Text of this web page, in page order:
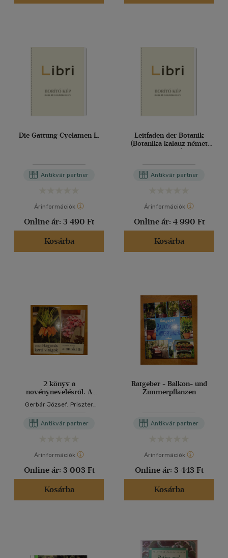
Die Gattung Cyclamen L.
Antikvár partner
Árinformációk
Online ár: 3 490 Ft
Kosárba
Leitfaden der Botanik
(Botanika kalauz német
nyelven)
Antikvár partner
Árinformációk
Online ár: 4 990 Ft
Kosárba
2 könyv a
novénynevelésről: A
virágok
Gerbár József, Priszter
Antikvár partner
Árinformációk
Online ár: 3 003 Ft
Kosárba
Ratgeber - Balkon- und
Zimmerpflanzen
Antikvár partner
Árinformációk
Online ár: 3 443 Ft
Kosárba